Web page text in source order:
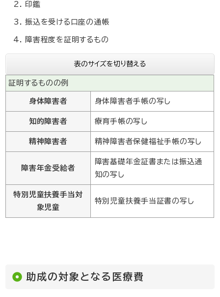
印鑑
振込を受ける口座の通帳
障害程度を証明するもの
表のサイズを切り替える
証明するものの例
身体障害者 身体障害者手帳の写し
知的障害者 療育手帳の写し
精神障害者 精神障害者保健福祉手帳の写し
障害年金受給者
障害基礎年金証書または振込通
知の写し
特別児童扶養手当対
象児童
特別児童扶養手当証書の写し
助成の対象となる医療費